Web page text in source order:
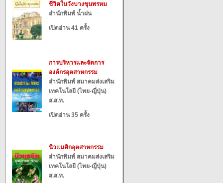
ชีวิตในวังบางขุนพรหม
สำนักพิมพ์ น้ำฝน
เปิดอ่าน 41 ครั้ง
การบริหารและจัดการ
องค์กรอุตสาหกรรม
สำนักพิมพ์ สมาคมส่งเสริม
เทคโนโลยี (ไทย-ญี่ปุ่น)
ส.ส.ท.
เปิดอ่าน 35 ครั้ง
นิวแมติกอุตสาหกรรม
สำนักพิมพ์ สมาคมส่งเสริม
เทคโนโลยี (ไทย-ญี่ปุ่น)
ส.ส.ท.